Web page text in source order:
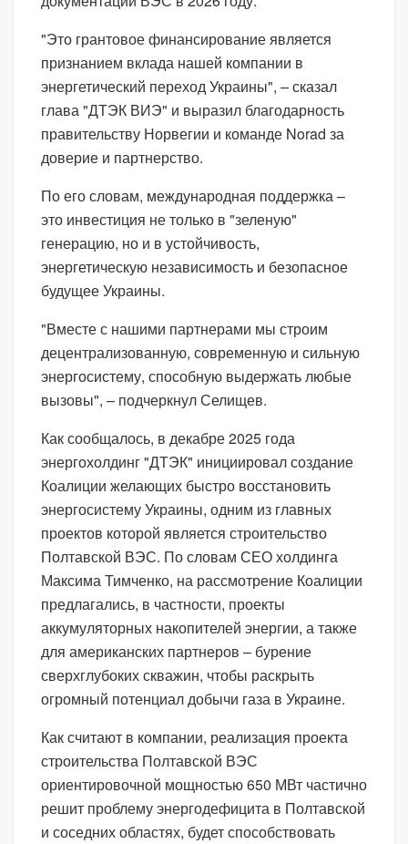
"Это грантовое финансирование является
признанием вклада нашей компании в
энергетический переход Украины", – сказал
глава "ДТЭК ВИЭ" и выразил благодарность
правительству Норвегии и команде Norad за
доверие и партнерство.
По его словам, международная поддержка –
это инвестиция не только в "зеленую"
генерацию, но и в устойчивость,
энергетическую независимость и безопасное
будущее Украины.
"Вместе с нашими партнерами мы строим
децентрализованную, современную и сильную
энергосистему, способную выдержать любые
вызовы", – подчеркнул Селищев.
Как сообщалось, в декабре 2025 года
энергохолдинг "ДТЭК" инициировал создание
Коалиции желающих быстро восстановить
энергосистему Украины, одним из главных
проектов которой является строительство
Полтавской ВЭС. По словам СЕО холдинга
Максима Тимченко, на рассмотрение Коалиции
предлагались, в частности, проекты
аккумуляторных накопителей энергии, а также
для американских партнеров – бурение
сверхглубоких скважин, чтобы раскрыть
огромный потенциал добычи газа в Украине.
Как считают в компании, реализация проекта
строительства Полтавской ВЭС
ориентировочной мощностью 650 МВт частично
решит проблему энергодефицита в Полтавской
и соседних областях, будет способствовать